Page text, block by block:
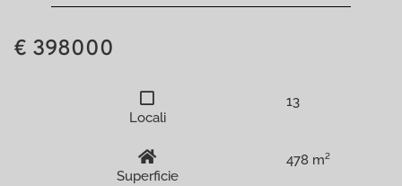
€ 398000
Locali
13
Superficie
478 m²